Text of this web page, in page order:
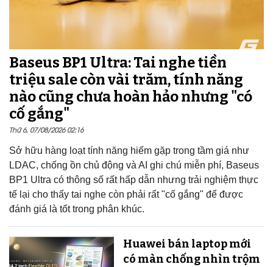
Baseus BP1 Ultra: Tai nghe tiền
triệu sale còn vài trăm, tính năng
nào cũng chưa hoàn hảo nhưng "có
cố gắng"
Thứ 6, 07/08/2026 02:16
Sở hữu hàng loạt tính năng hiếm gặp trong tầm giá như
LDAC, chống ồn chủ động và AI ghi chú miễn phí, Baseus
BP1 Ultra có thông số rất hấp dẫn nhưng trải nghiệm thực
tế lại cho thấy tai nghe còn phải rất "cố gắng" để được
đánh giá là tốt trong phân khúc.
Huawei bán laptop mới
có màn chống nhìn trộm